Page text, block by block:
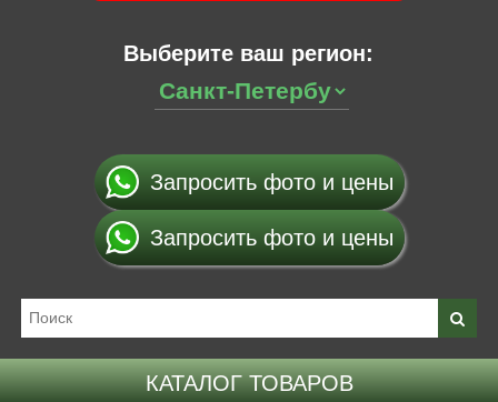
Выберите ваш регион:
Запросить фото и цены
Запросить фото и цены
КАТАЛОГ ТОВАРОВ